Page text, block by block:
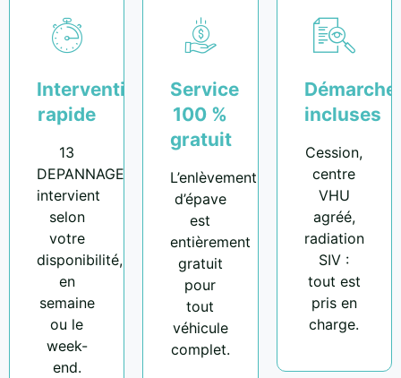
Intervention
rapide
13
DEPANNAGE
intervient
selon
votre
disponibilité,
en
semaine
ou le
week-
end.
Service
100 %
gratuit
L’enlèvement
d’épave
est
entièrement
gratuit
pour
tout
véhicule
complet.
incluses
Cession,
centre
VHU
agréé,
radiation
SIV :
tout est
pris en
charge.